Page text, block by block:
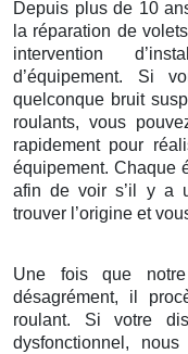
Depuis plus de 10
la réparation de
intervention
d’équipement. Si
quelconque bruit
roulants, vous
rapidement pour
équipement. Chaque
afin de voir s’il y a
trouver l’origine et
Une fois que
désagrément, il
roulant. Si votre
dysfonctionnel,